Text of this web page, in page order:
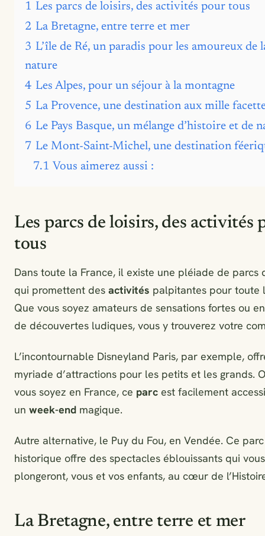
1 Les parcs de loisirs, des activités pour tous
2 La Bretagne, entre terre et mer
3 L’île de Ré, un paradis pour les amoureux de
nature
4 Les Alpes, pour un séjour à la montagne
5 La Provence, une destination aux mille
6 Le Pays Basque, un mélange d’histoire et de
7 Le Mont-Saint-Michel, une destination
7.1 Vous aimerez aussi :
Les parcs de loisirs, des activités
tous
Dans toute la France, il existe une pléiade de parcs
qui promettent des activités palpitantes pour toute
Que vous soyez amateurs de sensations fortes ou
de découvertes ludiques, vous y trouverez votre
L’incontournable Disneyland Paris, par exemple,
myriade d’attractions pour les petits et les grands.
vous soyez en France, ce parc est facilement
un week-end magique.
Autre alternative, le Puy du Fou, en Vendée. Ce
historique offre des spectacles éblouissants qui vous
plongeront, vous et vos enfants, au cœur de
La Bretagne, entre terre et mer